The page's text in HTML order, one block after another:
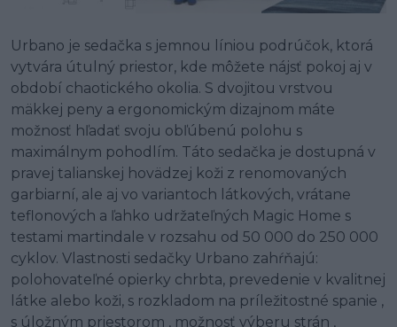
Urbano je sedačka s jemnou líniou podrúčok, ktorá
vytvára útulný priestor, kde môžete nájsť pokoj aj v
období chaotického okolia. S dvojitou vrstvou
mäkkej peny a ergonomickým dizajnom máte
možnosť hľadať svoju obľúbenú polohu s
maximálnym pohodlím. Táto sedačka je dostupná v
pravej talianskej hovädzej koži z renomovaných
garbiarní, ale aj vo variantoch látkových, vrátane
teflonových a ľahko udržateľných Magic Home s
testami martindale v rozsahu od 50 000 do 250 000
cyklov. Vlastnosti sedačky Urbano zahŕňajú:
polohovateľné opierky chrbta, prevedenie v kvalitnej
látke alebo koži, s rozkladom na príležitostné spanie ,
s úložným priestorom , možnosť výberu strán ,